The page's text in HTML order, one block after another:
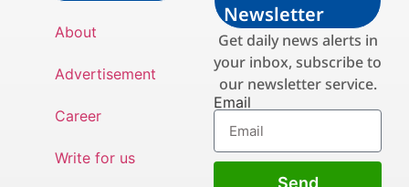
About
Advertisement
Career
Write for us
Newsletter
Get daily news alerts in
your inbox, subscribe to
our newsletter service.
Email
Send